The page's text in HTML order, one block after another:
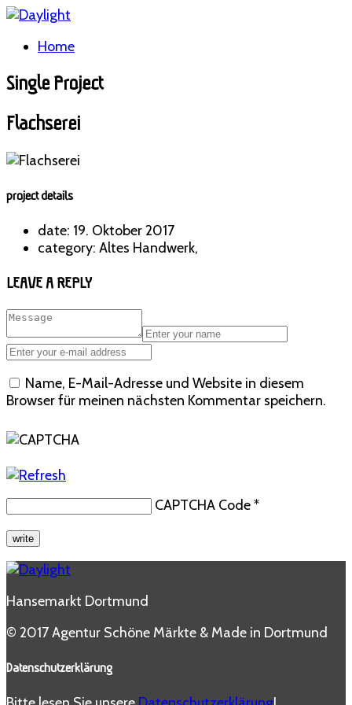
Home
Single Project
Flachserei
project details
date: 19. Oktober 2017
category: Altes Handwerk,
LEAVE A REPLY
Name, E-Mail-Adresse und Website in diesem
Browser für meinen nächsten Kommentar speichern.
CAPTCHA Code*
Hansemarkt Dortmund
© 2017 Agentur Schöne Märkte & Made in Dortmund
Datenschutzerklärung